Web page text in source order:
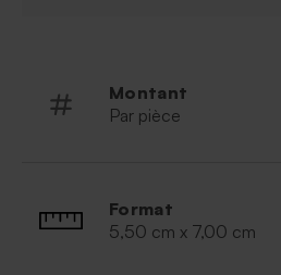
Montant
Par pièce
Format
5,50 cm x 7,00 cm